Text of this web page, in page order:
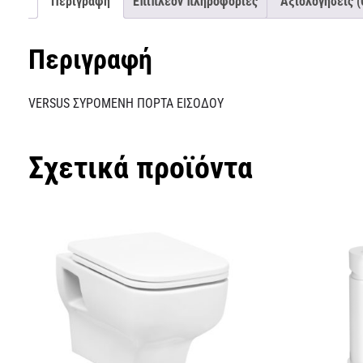
Περιγραφή
VERSUS ΣΥΡΟΜΕΝΗ ΠΟΡΤΑ ΕΙΣΟΔΟΥ
Σχετικά προϊόντα